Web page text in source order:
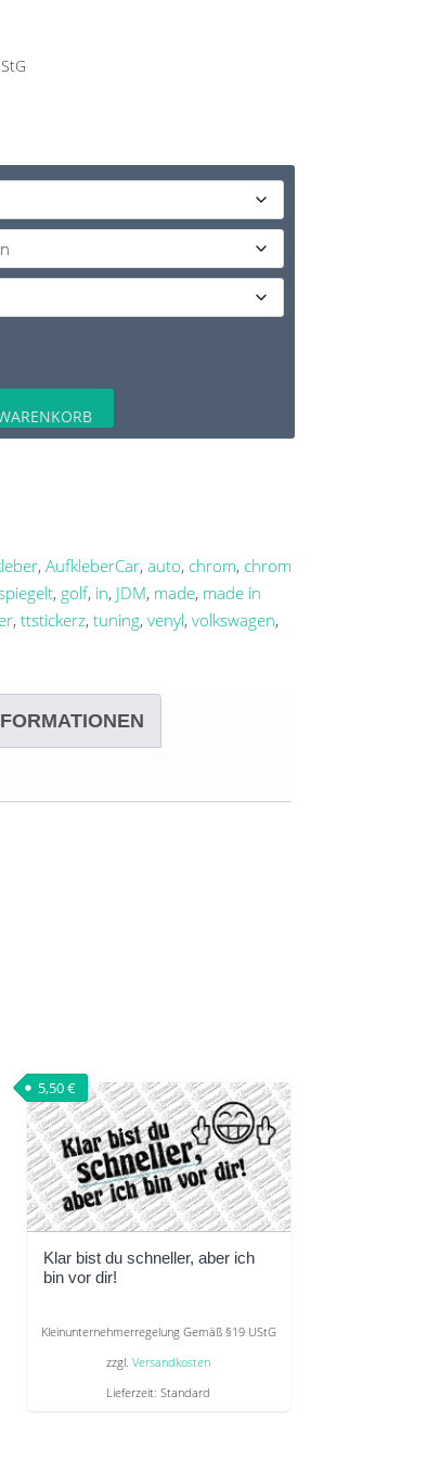
, AufkleberCar, auto, chrom, chrom
, golf, in, JDM, made, made in
, ttstickerz, tuning, venyl, volkswagen,
Klar bist du schneller, aber ich
bin vor dir!
5,50€
Kleinunternehmerregelung Gemäß §19 UStG
zzgl.Versandkosten
Lieferzeit:Standard